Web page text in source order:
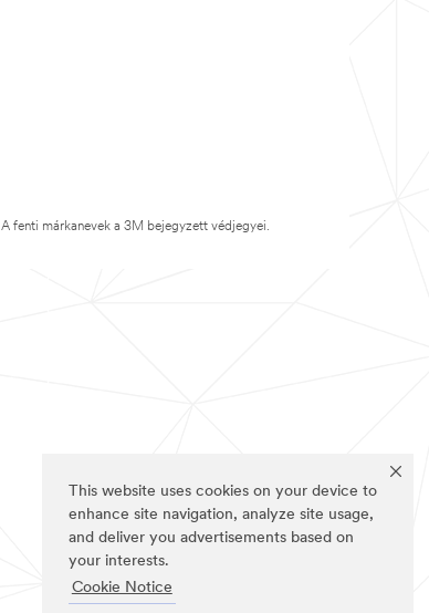
This website uses cookies on your device to
enhance site navigation, analyze site usage,
and deliver you advertisements based on
your interests.
Cookie Notice
A fenti márkanevek a 3M bejegyzett védjegyei.